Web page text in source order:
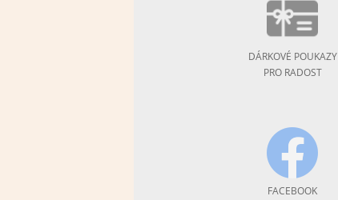
DÁRKOVÉ POUKAZY
PRO RADOST
FACEBOOK